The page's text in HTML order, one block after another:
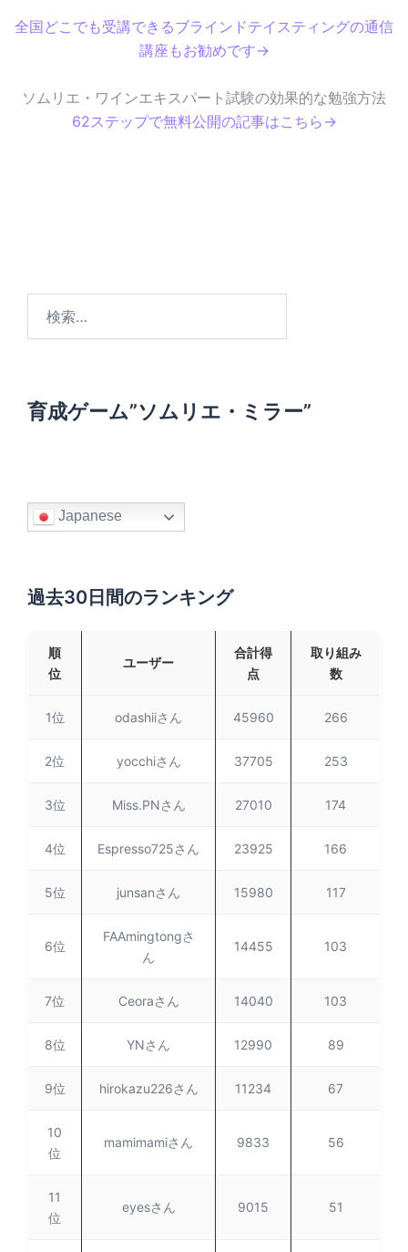
全国どこでも受講できるブラインドテイスティングの通信
講座もお勧めです→
ソムリエ・ワインエキスパート試験の効果的な勉強方法
62ステップで無料公開の記事はこちら→
育成ゲーム”ソムリエ・ミラー”
Japanese
過去30日間のランキング
順
位
ユーザー
合計得
点
取り組み
数
1位 odashiiさん 45960 266
2位 yocchiさん 37705 253
3位 Miss.PNさん 27010 174
4位 Espresso725さん 23925 166
5位 junsanさん 15980 117
6位
FAAmingtongさ
ん
14455 103
7位 Ceoraさん 14040 103
8位 YNさん 12990 89
9位 hirokazu226さん 11234 67
10
位
mamimamiさん 9833 56
11
位
eyesさん 9015 51